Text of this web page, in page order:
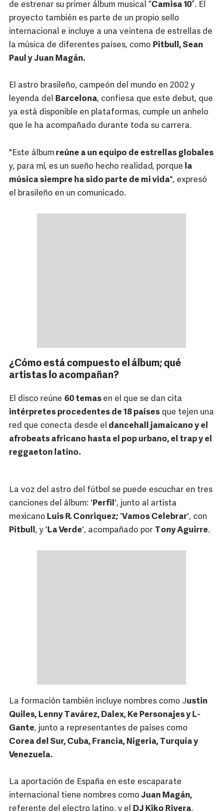
de estrenar su primer álbum musical “Camisa 10”. El
proyecto también es parte de un propio sello
internacional e incluye a una veintena de estrellas de
la música de diferentes países, como Pitbull, Sean
Paul y Juan Magán.
El astro brasileño, campeón del mundo en 2002 y
leyenda del Barcelona, confiesa que este debut, que
ya está disponible en plataformas, cumple un anhelo
que le ha acompañado durante toda su carrera.
"Este álbum reúne a un equipo de estrellas globales
y, para mí, es un sueño hecho realidad, porque la
música siempre ha sido parte de mi vida", expresó
el brasileño en un comunicado.
¿Cómo está compuesto el álbum; qué
artistas lo acompañan?
El disco reúne 60 temas en el que se dan cita
intérpretes procedentes de 18 países que tejen una
red que conecta desde el dancehall jamaicano y el
afrobeats africano hasta el pop urbano, el trap y el
reggaeton latino.
La voz del astro del fútbol se puede escuchar en tres
canciones del álbum: 'Perfil', junto al artista
mexicano Luis R. Conriquez; 'Vamos Celebrar', con
Pitbull, y 'La Verde', acompañado por Tony Aguirre.
La formación también incluye nombres como Justin
Quiles, Lenny Tavárez, Dalex, Ke Personajes y L-
Gante, junto a representantes de países como
Corea del Sur, Cuba, Francia, Nigeria, Turquía y
Venezuela.
La aportación de España en este escaparate
internacional tiene nombres como Juan Magán,
referente del electro latino, y el
DJ Kiko Rivera.